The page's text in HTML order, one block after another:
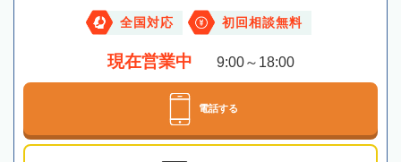
全国対応 初回相談無料
現在営業中 9:00～18:00
電話する